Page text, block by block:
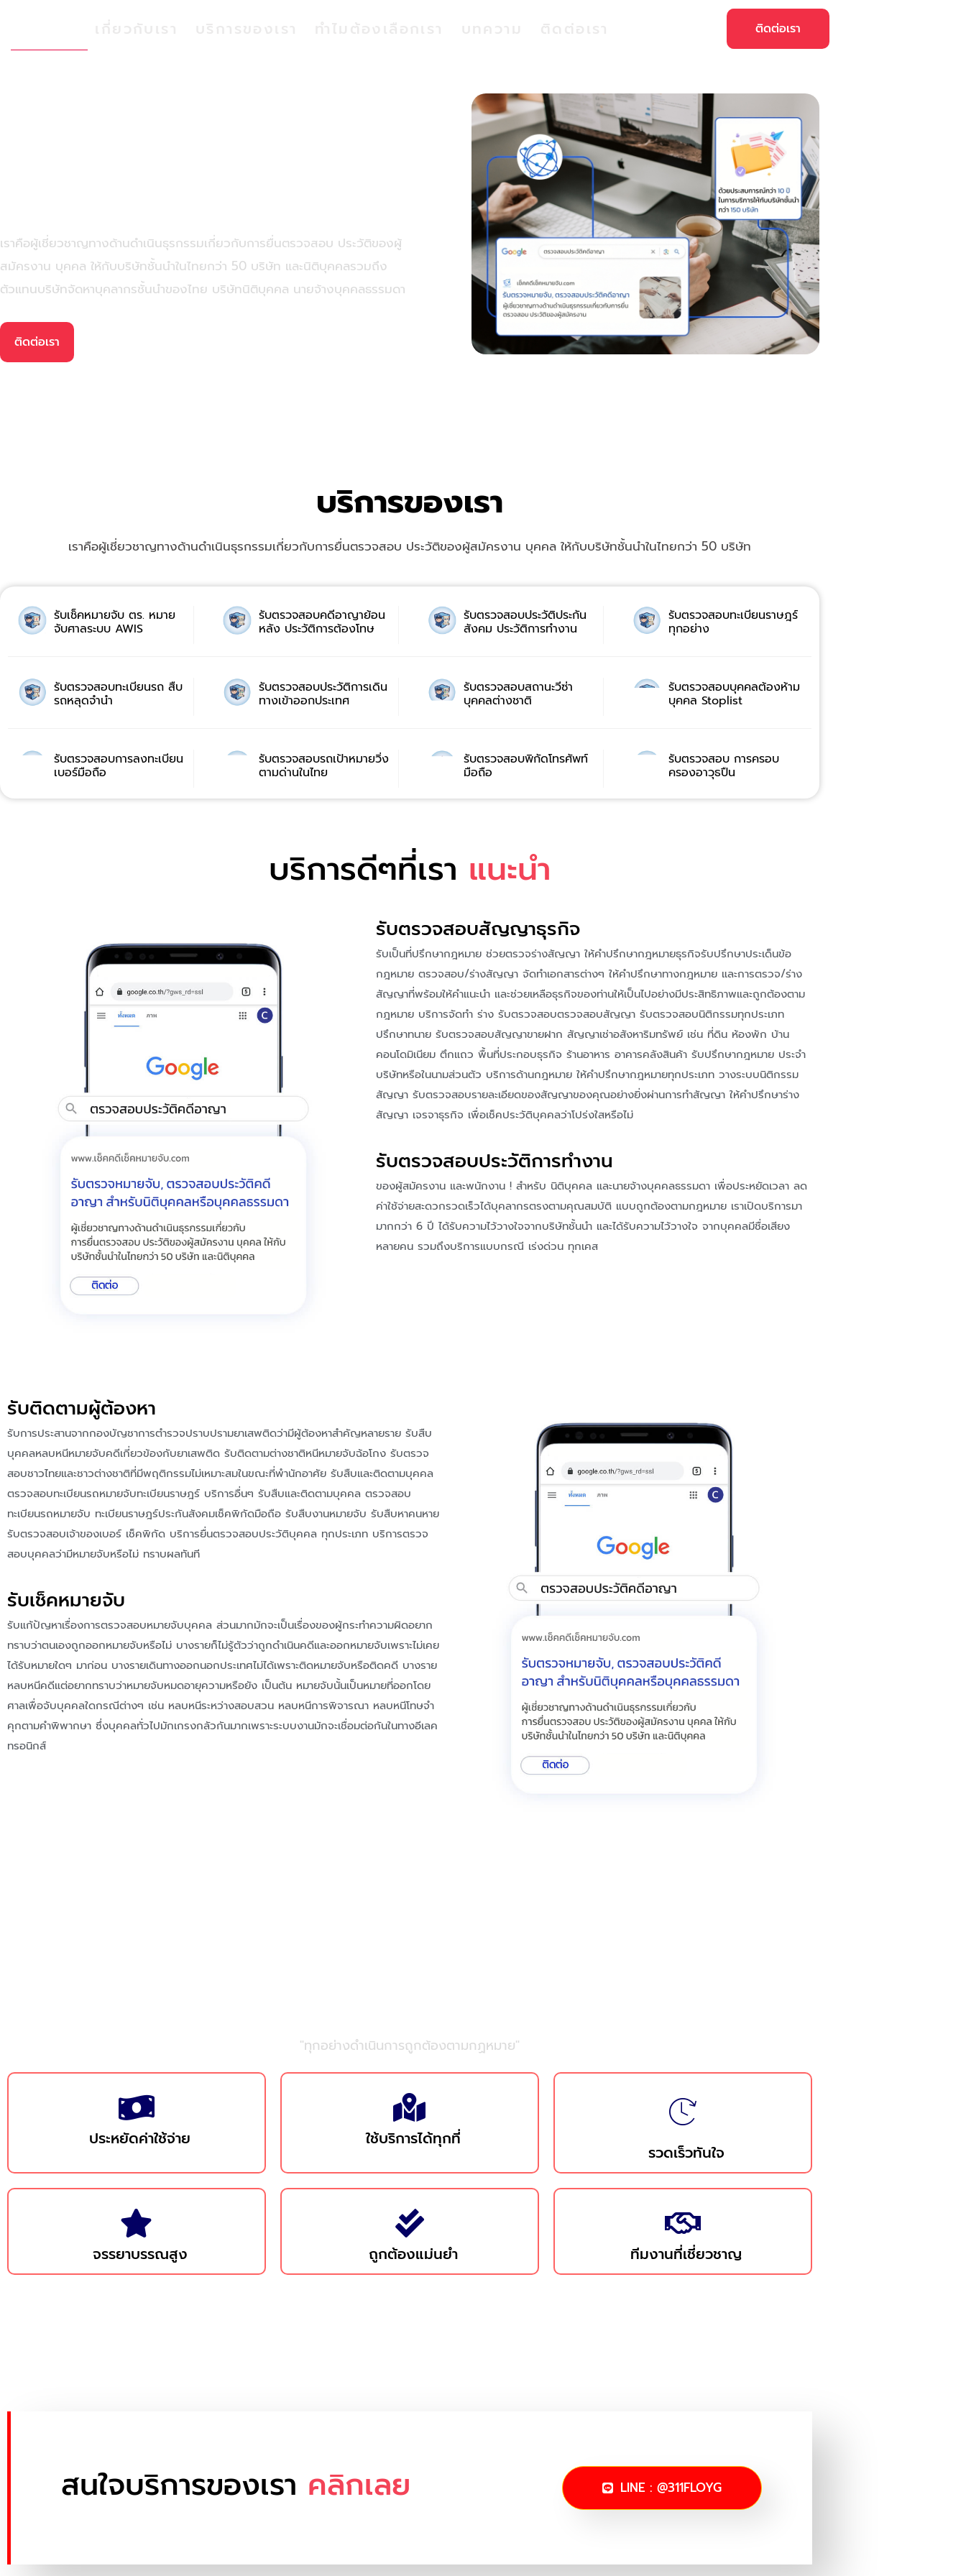
ติดต่อเรา
เราคือผู้เชี่ยวชาญทางด้านดำเนินธุรกรรมเกี่ยวกับการยื่นตรวจสอบ ประวัติของผู้
สมัครงาน บุคคล ให้กับบริษัทชั้นนำในไทยกว่า 50 บริษัท และนิติบุคคลรวมถึง
ตัวแทนบริษัทจัดหาบุคลากรชั้นนำของไทย บริษัทนิติบุคคล นายจ้างบุคคลธรรมดา
ติดต่อเรา
บริการของเรา
เราคือผู้เชี่ยวชาญทางด้านดำเนินธุรกรรมเกี่ยวกับการยื่นตรวจสอบ ประวัติของผู้สมัครงาน บุคคล ให้กับบริษัทชั้นนำในไทยกว่า 50 บริษัท
รับเช็คหมายจับ ตร. หมาย
จับศาลระบบ AWIS
รับตรวจสอบคดีอาญาย้อน
หลัง ประวัติการต้องโทษ
รับตรวจสอบประวัติประกัน
สังคม ประวัติการทำงาน
รับตรวจสอบทะเบียนราษฎร์
ทุกอย่าง
รับตรวจสอบทะเบียนรถ สืบ
รถหลุดจำนำ
รับตรวจสอบประวัติการเดิน
ทางเข้าออกประเทศ
รับตรวจสอบสถานะวีซ่า
บุคคลต่างชาติ
รับตรวจสอบบุคคลต้องห้าม
บุคคล Stoplist
รับตรวจสอบการลงทะเบียน
เบอร์มือถือ
รับตรวจสอบรถเป้าหมายวิ่ง
ตามด่านในไทย
รับตรวจสอบพิกัดโทรศัพท์
มือถือ
รับตรวจสอบ การครอบ
ครองอาวุธปืน
บริการดีๆที่เรา แนะนำ
รับตรวจสอบสัญญาธุรกิจ
รับเป็นที่ปรึกษากฎหมาย ช่วยตรวจร่างสัญญา ให้คำปรึกษากฎหมายธุรกิจรับปรึกษาประเด็นข้อ
กฎหมาย ตรวจสอบ/ร่างสัญญา จัดทำเอกสารต่างๆ ให้คำปรึกษาทางกฎหมาย และการตรวจ/ร่าง
สัญญาที่พร้อมให้คำแนะนำ และช่วยเหลือธุรกิจของท่านให้เป็นไปอย่างมีประสิทธิภาพและถูกต้องตาม
กฎหมาย บริการจัดทำ ร่าง รับตรวจสอบตรวจสอบสัญญา รับตรวจสอบนิติกรรมทุกประเภท
ปรึกษาทนาย รับตรวจสอบสัญญาขายฝาก สัญญาเช่าอสังหาริมทรัพย์ เช่น ที่ดิน ห้องพัก บ้าน
คอนโดมิเนียม ตึกแถว พื้นที่ประกอบธุรกิจ ร้านอาหาร อาคารคลังสินค้า รับปรึกษากฎหมาย ประจำ
บริษัทหรือในนามส่วนตัว บริการด้านกฎหมาย ให้คำปรึกษากฎหมายทุกประเภท วางระบบนิติกรรม
สัญญา รับตรวจสอบรายละเอียดของสัญญาของคุณอย่างยิ่งผ่านการทำสัญญา ให้คำปรึกษาร่าง
สัญญา เจรจาธุรกิจ เพื่อเช็คประวัติบุคคลว่าโปร่งใสหรือไม่
รับตรวจสอบประวัติการทํางาน
ของผู้สมัครงาน และพนักงาน ! สําหรับ นิติบุคคล และนายจ้างบุคคลธรรมดา เพื่อประหยัดเวลา ลด
ค่าใช้จ่ายสะดวกรวดเร็วได้บุคลากรตรงตามคุณสมบัติ แบบถูกต้องตามกฎหมาย เราเปิดบริการมา
มากกว่า 6 ปี ได้รับความไว้วางใจจากบริษัทชั้นนำ และได้รับความไว้วางใจ จากบุคคลมีชื่อเสียง
หลายคน รวมถึงบริการแบบกรณี เร่งด่วน ทุกเคส
รับติดตามผู้ต้องหา
รับการประสานจากกองบัญชาการตำรวจปราบปรามยาเสพติดว่ามีผู้ต้องหาสำคัญหลายราย รับสืบ
บุคคลหลบหนีหมายจับคดีเกี่ยวข้องกับยาเสพติด รับติดตามต่างชาติหนีหมายจับฉ้อโกง รับตรวจ
สอบชาวไทยและชาวต่างชาติที่มีพฤติกรรมไม่เหมาะสมในขณะที่พำนักอาศัย รับสืบและติดตามบุคคล
ตรวจสอบทะเบียนรถหมายจับทะเบียนราษฎร์ บริการอื่นๆ รับสืบและติดตามบุคคล ตรวจสอบ
ทะเบียนรถหมายจับ ทะเบียนราษฎร์ประกันสังคมเช็คพิกัดมือถือ รับสืบงานหมายจับ รับสืบหาคนหาย
รับตรวจสอบเจ้าของเบอร์ เช็คพิกัด บริการยื่นตรวจสอบประวัติบุคคล ทุกประเภท บริการตรวจ
สอบบุคคลว่ามีหมายจับหรือไม่ ทราบผลทันที
รับเช็คหมายจับ
รับแก้ปัญหาเรื่องการตรวจสอบหมายจับบุคคล ส่วนมากมักจะเป็นเรื่องของผู้กระทำความผิดอยาก
ทราบว่าตนเองถูกออกหมายจับหรือไม่ บางรายก็ไม่รู้ตัวว่าถูกดำเนินคดีและออกหมายจับเพราะไม่เคย
ได้รับหมายใดๆ มาก่อน บางรายเดินทางออกนอกประเทศไม่ได้เพราะติดหมายจับหรือติดคดี บางราย
หลบหนีคดีแต่อยากทราบว่าหมายจับหมดอายุความหรือยัง เป็นต้น หมายจับนั้นเป็นหมายที่ออกโดย
ศาลเพื่อจับบุคคลใดกรณีต่างๆ เช่น หลบหนีระหว่างสอบสวน หลบหนีการพิจารณา หลบหนีโทษจำ
คุกตามคำพิพากษา ซึ่งบุคคลทั่วไปมักเกรงกลัวกันมากเพราะระบบงานมักจะเชื่อมต่อกันในทางอีเลค
ทรอนิกส์
"ทุกอย่างดำเนินการถูกต้องตามกฏหมาย"
ประหยัดค่าใช้จ่าย ใช้บริการได้ทุกที่
รวดเร็วทันใจ
จรรยาบรรณสูง ถูกต้องแม่นยำ ทีมงานที่เชี่ยวชาญ
สนใจบริการของเรา คลิกเลย LINE : @311FLOYG